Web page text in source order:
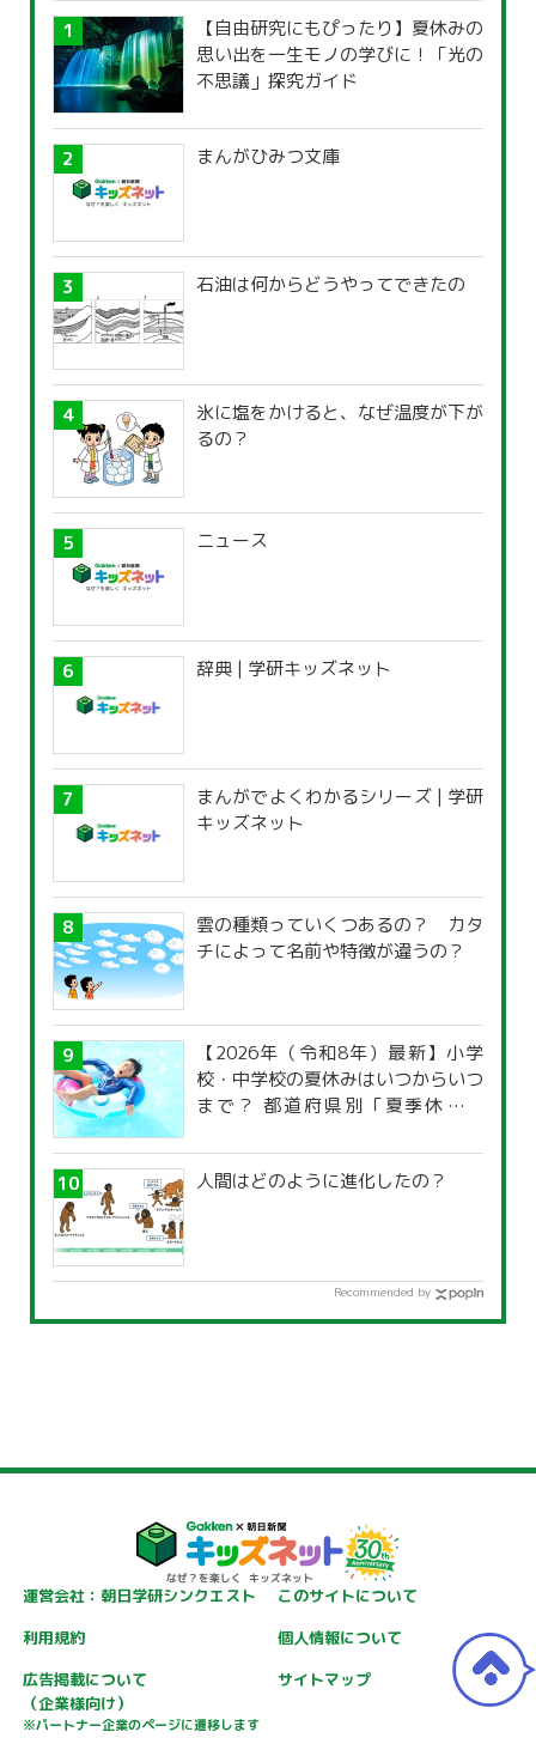
【自由研究にもぴったり】夏休みの
思い出を一生モノの学びに！「光の
不思議」探究ガイド
まんがひみつ文庫
石油は何からどうやってできたの
氷に塩をかけると、なぜ温度が下が
るの？
ニュース
辞典 | 学研キッズネット
まんがでよくわかるシリーズ | 学研
キッズネット
雲の種類っていくつあるの？ カタ
チによって名前や特徴が違うの？
【2026年（令和8年）最新】小学
校・中学校の夏休みはいつからいつ
まで？ 都道府県別「夏季休暇一
人間はどのように進化したの？
Recommended by
運営会社：朝日学研シンクエスト
このサイトについて
利用規約
個人情報について
広告掲載について
（企業様向け）
※パートナー企業のページに遷移します
サイトマップ